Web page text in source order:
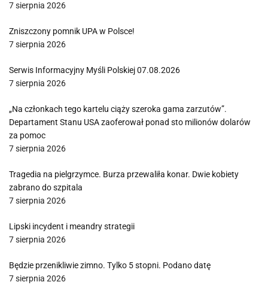
7 sierpnia 2026
Zniszczony pomnik UPA w Polsce!
7 sierpnia 2026
Serwis Informacyjny Myśli Polskiej 07.08.2026
7 sierpnia 2026
„Na członkach tego kartelu ciąży szeroka gama zarzutów”.
Departament Stanu USA zaoferował ponad sto milionów dolarów
za pomoc
7 sierpnia 2026
Tragedia na pielgrzymce. Burza przewaliła konar. Dwie kobiety
zabrano do szpitala
7 sierpnia 2026
Lipski incydent i meandry strategii
7 sierpnia 2026
Będzie przenikliwie zimno. Tylko 5 stopni. Podano datę
7 sierpnia 2026